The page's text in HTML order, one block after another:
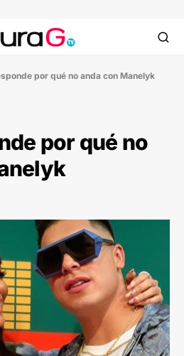
por qué no anda con Manelyk
por qué no